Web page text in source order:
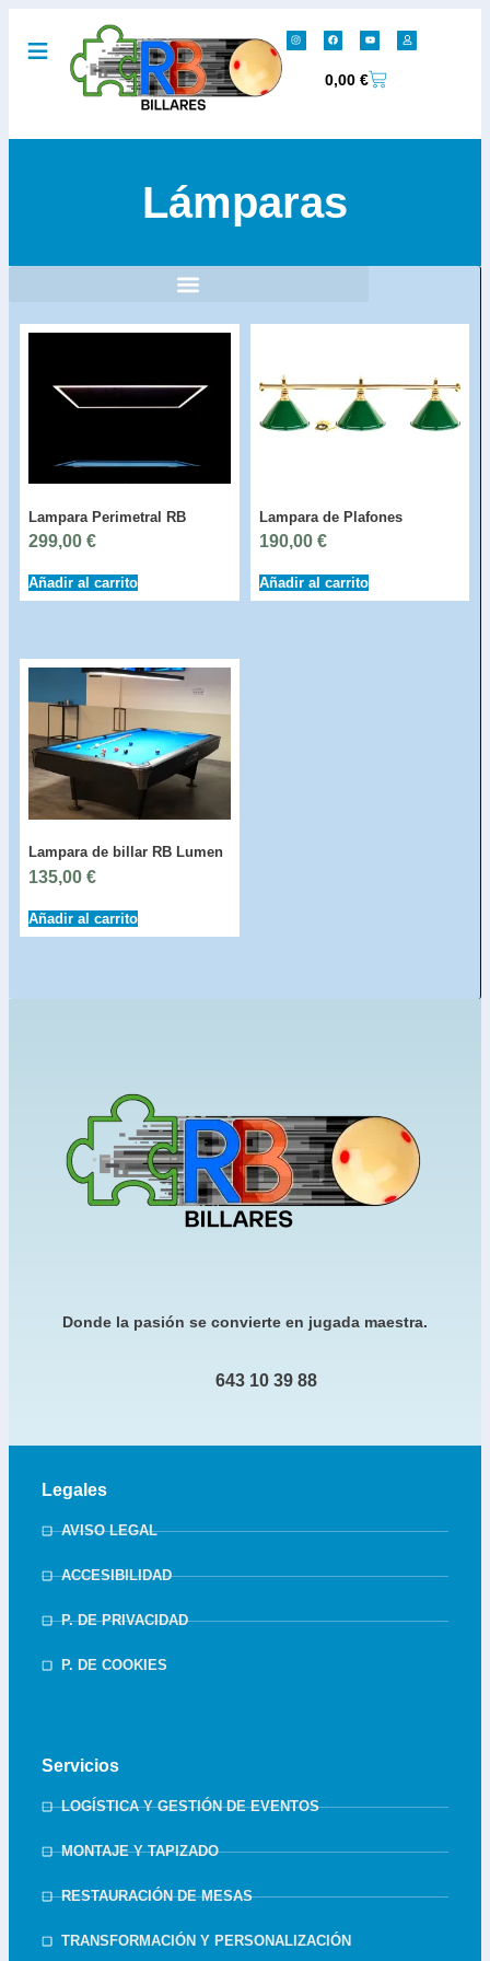
0,00 €
Lámparas
Lampara Perimetral RB
299,00 €
Añadir al carrito
Lampara de Plafones
190,00 €
Añadir al carrito
Lampara de billar RB Lumen
135,00 €
Añadir al carrito
Donde la pasión se convierte en jugada maestra.
643 10 39 88
Legales
AVISO LEGAL
ACCESIBILIDAD
P. DE PRIVACIDAD
P. DE COOKIES
Servicios
LOGÍSTICA Y GESTIÓN DE EVENTOS
MONTAJE Y TAPIZADO
RESTAURACIÓN DE MESAS
TRANSFORMACIÓN Y PERSONALIZACIÓN